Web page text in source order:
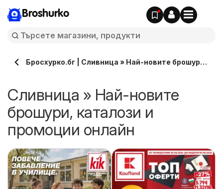
Broshurko
Бросхурко.бг | Сливница » Най-новите брошури,
Сливница » Най-новите
брошури, каталози и
промоции онлайн